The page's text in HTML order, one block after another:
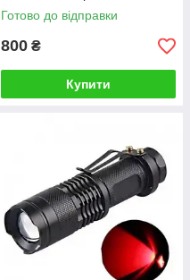
Готово до відправки
800 ₴
Купити